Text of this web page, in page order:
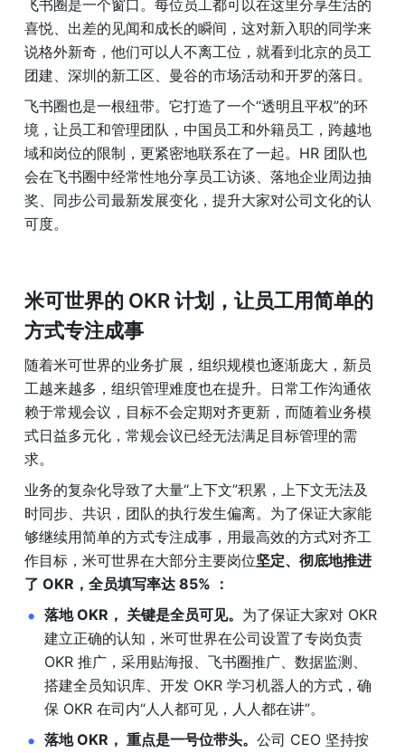
飞书圈是一个窗口。每位员工都可以在这里分享生活的
喜悦、出差的见闻和成长的瞬间，这对新入职的同学来
说格外新奇，他们可以人不离工位，就看到北京的员工
团建、深圳的新工区、曼谷的市场活动和开罗的落日。
飞书圈也是一根纽带。它打造了一个“透明且平权”的环
境，让员工和管理团队，中国员工和外籍员工，跨越地
域和岗位的限制，更紧密地联系在了一起。HR 团队也
会在飞书圈中经常性地分享员工访谈、落地企业周边抽
奖、同步公司最新发展变化，提升大家对公司文化的认
可度。
米可世界的 OKR 计划，让员工用简单的
方式专注成事
随着米可世界的业务扩展，组织规模也逐渐庞大，新员
工越来越多，组织管理难度也在提升。日常工作沟通依
赖于常规会议，目标不会定期对齐更新，而随着业务模
式日益多元化，常规会议已经无法满足目标管理的需
求。
业务的复杂化导致了大量“上下文”积累，上下文无法及
时同步、共识，团队的执行发生偏离。为了保证大家能
够继续用简单的方式专注成事，用最高效的方式对齐工
作目标，米可世界在大部分主要岗位坚定、彻底地推进
了 OKR，全员填写率达 85% ：
落地 OKR， 关键是全员可见。 为了保证大家对 OKR
建立正确的认知，米可世界在公司设置了专岗负责
OKR 推广，采用贴海报、飞书圈推广、数据监测、
搭建全员知识库、开发 OKR 学习机器人的方式，确
保 OKR 在司内“人人都可见，人人都在讲”。
落地 OKR， 重点是一号位带头。 公司 CEO 坚持按